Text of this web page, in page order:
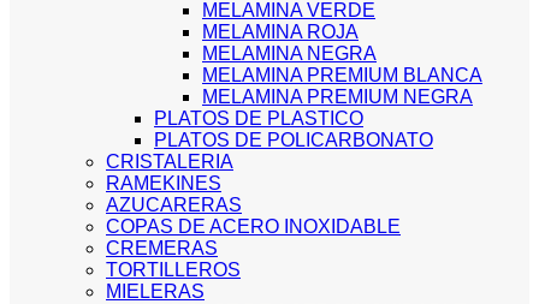
MELAMINA VERDE
MELAMINA ROJA
MELAMINA NEGRA
MELAMINA PREMIUM BLANCA
MELAMINA PREMIUM NEGRA
PLATOS DE PLASTICO
PLATOS DE POLICARBONATO
CRISTALERIA
RAMEKINES
AZUCARERAS
COPAS DE ACERO INOXIDABLE
CREMERAS
TORTILLEROS
MIELERAS